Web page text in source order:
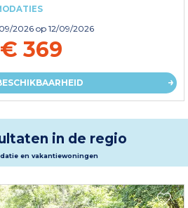
2026 op 12/09/2026
€ 369
in de regio
en vakantiewoningen